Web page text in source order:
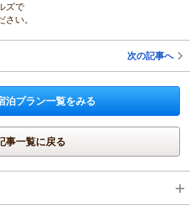
ズで
い。
次の記事へ
泊プラン一覧をみる
事一覧に戻る